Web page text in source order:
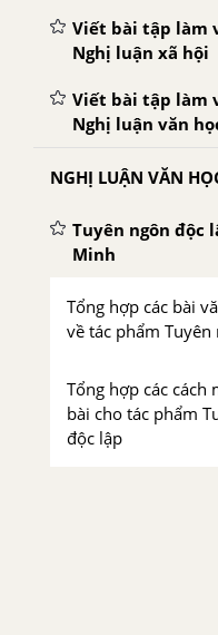
Viết bài tập làm
Nghị luận xã hội
Viết bài tập làm
Nghị luận văn
NGHỊ LUẬN VĂN
Tuyên ngôn độc
Minh
Tổng hợp các bài
về tác phẩm
Tổng hợp các cách
bài cho tác phẩm
độc lập